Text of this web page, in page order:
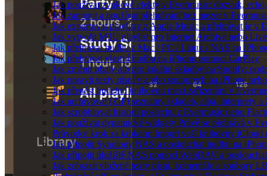
Jak používat zvukové efekty v Evermusic: dozvuk,
Jak zapnout a používat přehrávání bez mezer v
Jak exportovat playlisty z Apple Music a přehrávat je v
Jak vytvořit M3U playlist pro Internet Archive nebo
Jak přehrávat hudbu z Mac / PC / Linux / NAS na
Jak přehrávat vlastní hudbu na iPhonu pomocí CarPlay
Jak změnit obaly alb pro lokální skladby na Spotify:
Jak upravit texty písní v audio souborech na iPhone
Jak přenést hudební knihovnu mezi zařízeními v
Jak archivovat (ZIP) seznamy skladeb, alba, interprety
Jak scrobblovat historii poslechu z Evermusic nebo
Jak používat dynamické widgety Právě se přehrává v
Průvodce krok za krokem: Import vaší knihovny iCloud
Jak připojit Synology NAS a poslouchat hudbu na
Jak připojit úložiště NAS pomocí WebDAV a
Jak zobrazit vložené texty písní, komentáře a soubory